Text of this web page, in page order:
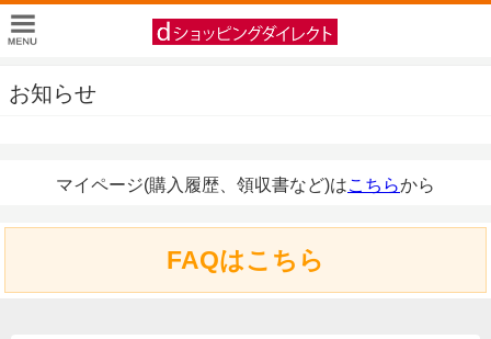
お知らせ
マイページ(購入履歴、領収書など)はこちらから
FAQはこちら